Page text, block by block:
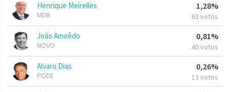
Henrique Meirelles
MDB
1,28%
63 votos
João Amoêdo
NOVO
0,81%
40 votos
Alvaro Dias
PODE
0,26%
13 votos